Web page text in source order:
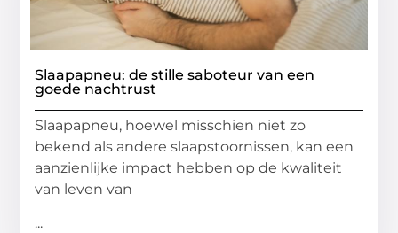
Slaapapneu: de stille saboteur van een
goede nachtrust
Slaapapneu, hoewel misschien niet zo
bekend als andere slaapstoornissen, kan een
aanzienlijke impact hebben op de kwaliteit
van leven van
...